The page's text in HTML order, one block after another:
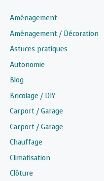
Aménagement
Aménagement / Décoration
Astuces pratiques
Autonomie
Blog
Bricolage / DIY
Carport / Garage
Carport / Garage
Chauffage
Climatisation
Clôture